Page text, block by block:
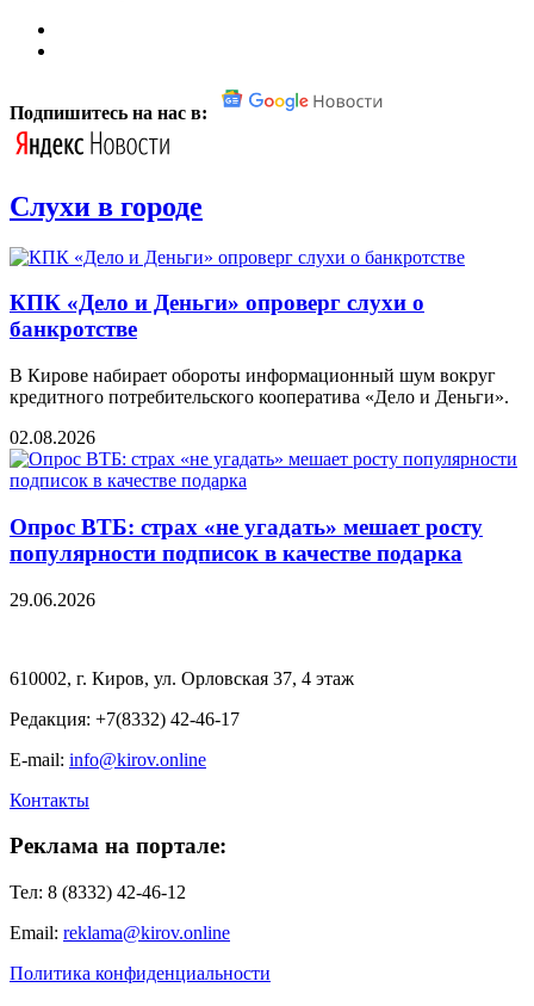
Подпишитесь на нас в:
Слухи в городе
КПК «Дело и Деньги» опроверг слухи о
банкротстве
В Кирове набирает обороты информационный шум вокруг
кредитного потребительского кооператива «Дело и Деньги».
02.08.2026
Опрос ВТБ: страх «не угадать» мешает росту
популярности подписок в качестве подарка
29.06.2026
610002, г. Киров, ул. Орловская 37, 4 этаж
Редакция: +7(8332) 42-46-17
E-mail: info@kirov.online
Контакты
Реклама на портале:
Тел: 8 (8332) 42-46-12
Email: reklama@kirov.online
Политика конфиденциальности